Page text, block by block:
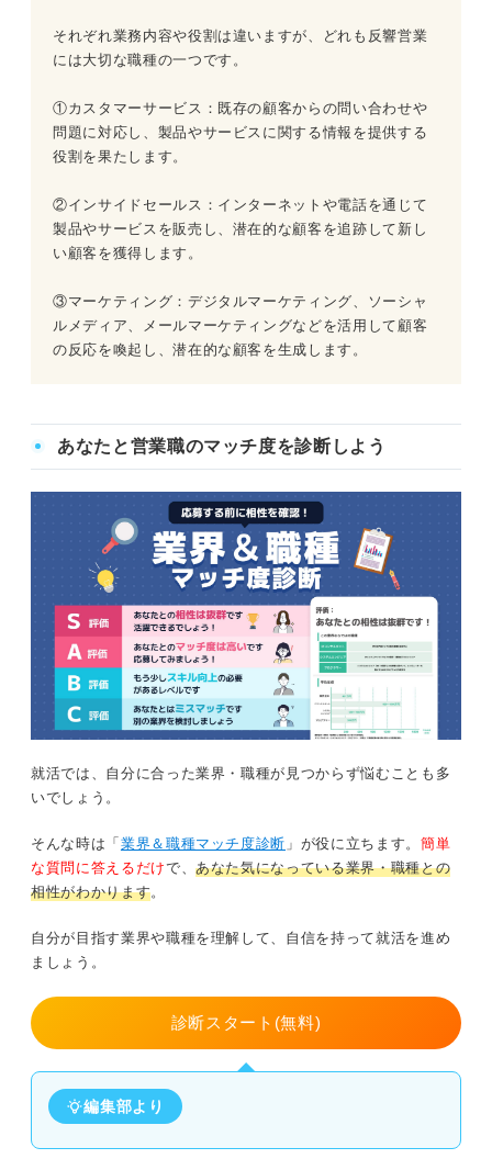
それぞれ業務内容や役割は違いますが、どれも反響営業
には大切な職種の一つです。
①カスタマーサービス：既存の顧客からの問い合わせや
問題に対応し、製品やサービスに関する情報を提供する
役割を果たします。
②インサイドセールス：インターネットや電話を通じて
製品やサービスを販売し、潜在的な顧客を追跡して新し
い顧客を獲得します。
③マーケティング：デジタルマーケティング、ソーシャ
ルメディア、メールマーケティングなどを活用して顧客
の反応を喚起し、潜在的な顧客を生成します。
あなたと営業職のマッチ度を診断しよう
就活では、自分に合った業界・職種が見つからず悩むことも多
いでしょう。
そんな時は「 業界＆職種マッチ度診断 」が役に立ちます。 簡単
な質問に答えるだけで、あなた気になっている業界・職種との
相性がわかります。
自分が目指す業界や職種を理解して、自信を持って就活を進め
ましょう。
診断スタート(無料)
編集部より